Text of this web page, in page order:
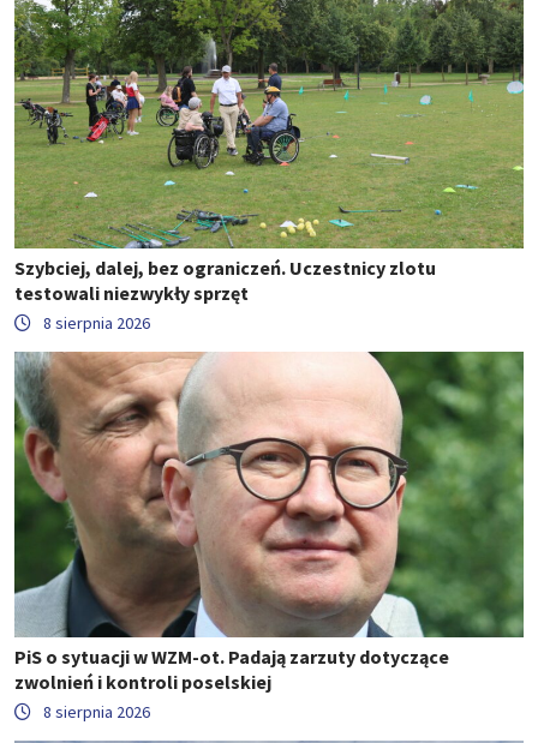
Szybciej, dalej, bez ograniczeń. Uczestnicy zlotu
testowali niezwykły sprzęt
8 sierpnia 2026
PiS o sytuacji w WZM-ot. Padają zarzuty dotyczące
zwolnień i kontroli poselskiej
8 sierpnia 2026